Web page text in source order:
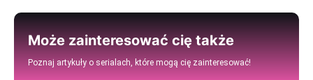
Może zainteresować cię także
Poznaj artykuły o serialach, które mogą cię zainteresować!